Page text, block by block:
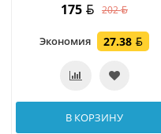
175 202
Экономия 27.38
В КОРЗИНУ